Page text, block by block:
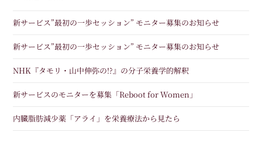
新サービス”最初の一歩セッション” モニター募集のお知らせ
新サービス”最初の一歩セッション” モニター募集のお知らせ
NHK『タモリ・山中伸弥の!?』の分子栄養学的解釈
新サービスのモニターを募集「Reboot for Women」
内臓脂肪減少薬「アライ」を栄養療法から見たら